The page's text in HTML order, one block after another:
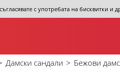
с употребата на бисквитки
Дамски сандали > Бежови